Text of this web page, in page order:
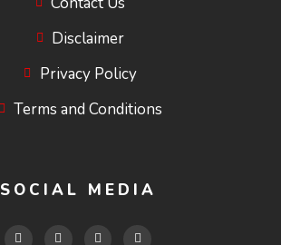
Disclaimer
Privacy Policy
Terms and Conditions
SOCIAL MEDIA